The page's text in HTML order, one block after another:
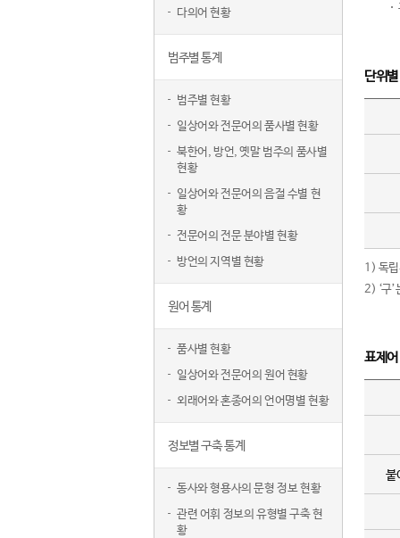
다의어 현황
범주별 통계
범주별 현황
일상어와 전문어의 품사별 현황
북한어, 방언, 옛말 범주의 품사별
현황
일상어와 전문어의 음절 수별 현
황
전문어의 전문 분야별 현황
방언의 지역별 현황
원어 통계
품사별 현황
일상어와 전문어의 원어 현황
외래어와 혼종어의 언어명별 현황
정보별 구축 통계
동사와 형용사의 문형 정보 현황
관련 어휘 정보의 유형별 구축 현
황
단위
1) 독립
2) ‘구
표제
붙